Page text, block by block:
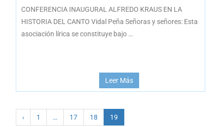
CONFERENCIA INAUGURAL ALFREDO KRAUS EN LA
HISTORIA DEL CANTO Vidal Peña Señoras y señores: Esta
asociación lírica se constituye bajo …
Leer Más
‹ 1 … 17 18 19